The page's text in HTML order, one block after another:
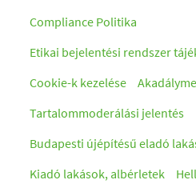
Compliance Politika
Etikai bejelentési rendszer
Cookie-k kezelése
Tartalommoderálási jelentés
Budapesti újépítésű eladó
Kiadó lakások, albérletek